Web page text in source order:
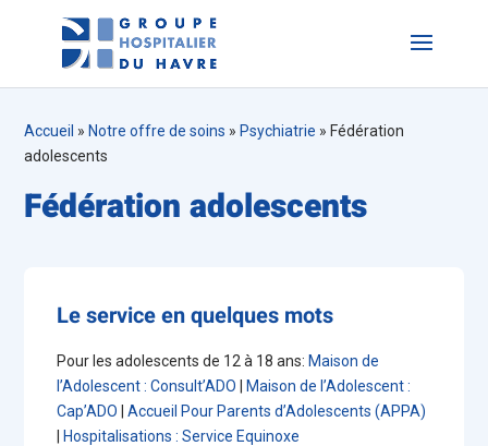
Accueil » Notre offre de soins » Psychiatrie » Fédération
adolescents
Fédération adolescents
Le service en quelques mots
Pour les adolescents de 12 à 18 ans: Maison de
l’Adolescent : Consult’ADO
Maison de l’Adolescent :
Cap’ADO
|Accueil Pour Parents d’Adolescents (APPA)
Hospitalisations : Service Equinoxe